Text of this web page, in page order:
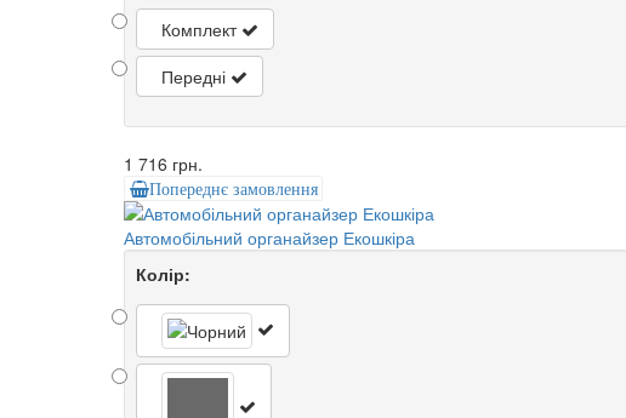
Комплект
Передні
1 716 грн.
Попереднє замовлення
Автомобільний органайзер Екошкіра
Колір: